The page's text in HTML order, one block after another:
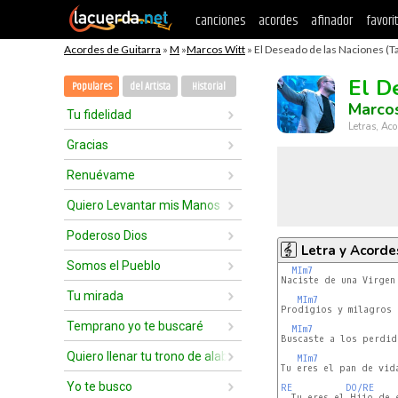
canciones acordes afinador
Acordes de Guitarra » M »Marcos Witt » El Deseado de las Naciones
Populares del Artista Historial
Tu fidelidad
Gracias
Renuévame
Quiero Levantar mis Manos
Poderoso Dios
Somos el Pueblo
Tu mirada
Temprano yo te buscaré
Quiero llenar tu trono de alabanzas
Yo te busco
El
Letras,
Letra y
MIm7
Naciste de una
MIm7
Prodigios y milagros
MIm7
Buscaste a los
MIm7
Tu eres el pan de
RE
DO/RE